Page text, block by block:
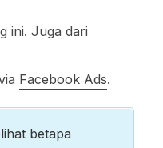
ini. Juga dari
Facebook Ads.
betapa